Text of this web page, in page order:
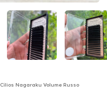
Cílios Nagaraku Volume Russo